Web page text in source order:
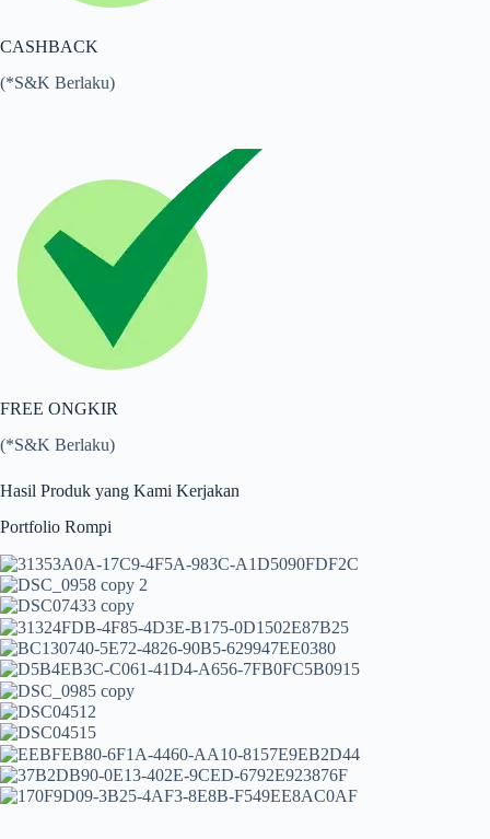
CASHBACK
(*S&K Berlaku)
FREE ONGKIR
(*S&K Berlaku)
Hasil Produk yang Kami Kerjakan
Portfolio Rompi